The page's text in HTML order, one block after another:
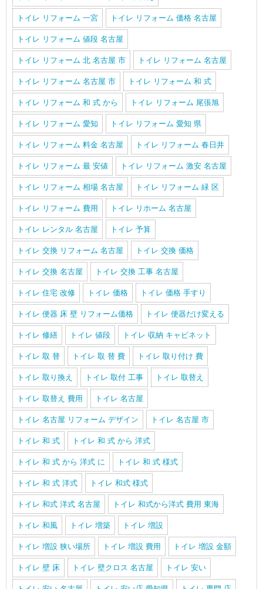
トイレ リフォーム 一宮 トイレ リフォーム 価格 名古屋
トイレ リフォーム 値段 名古屋
トイレ リフォーム 北 名古屋 市 トイレ リフォーム 名古屋
トイレ リフォーム 名古屋 市 トイレ リフォーム 和 式
トイレ リフォーム 和 式 から トイレ リフォーム 尾張旭
トイレ リフォーム 愛知 トイレ リフォーム 愛知 県
トイレ リフォーム 料金 名古屋 トイレ リフォーム 春日井
トイレ リフォーム 最 安値 トイレ リフォーム 激安 名古屋
トイレ リフォーム 相場 名古屋 トイレ リフォーム 緑 区
トイレ リフォーム 費用 トイレ リホーム 名古屋
トイレ レンタル 名古屋 トイレ 予算
トイレ 交換 リフォーム 名古屋 トイレ 交換 価格
トイレ 交換 名古屋 トイレ 交換 工事 名古屋
トイレ 住宅 改修 トイレ 価格 トイレ 価格 手すり
トイレ 便器 床 壁 リフォーム価格 トイレ 便器だけ変える
トイレ 修繕 トイレ 値段 トイレ 収納 キャビネット
トイレ 取 替 トイレ 取 替 費 トイレ 取り付け 費
トイレ 取り換え トイレ 取付 工事 トイレ 取替え
トイレ 取替え 費用 トイレ 名古屋
トイレ 名古屋 リフォーム デザイン トイレ 名古屋 市
トイレ 和 式 トイレ 和 式 から 洋式
トイレ 和 式 から 洋式 に トイレ 和 式 様式
トイレ 和 式 洋式 トイレ 和式 様式
トイレ 和式 洋式 名古屋 トイレ 和式から洋式 費用 東海
トイレ 和風 トイレ 増築 トイレ 増設
トイレ 増設 狭い場所 トイレ 増設 費用 トイレ 増設 金額
トイレ 壁 床 トイレ 壁クロス 名古屋 トイレ 安い